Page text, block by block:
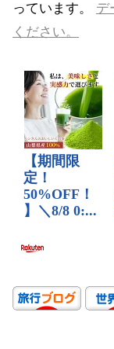
っています。 デ
ください。